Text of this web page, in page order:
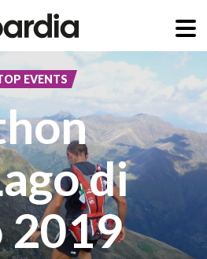
EVENTS
di
2019